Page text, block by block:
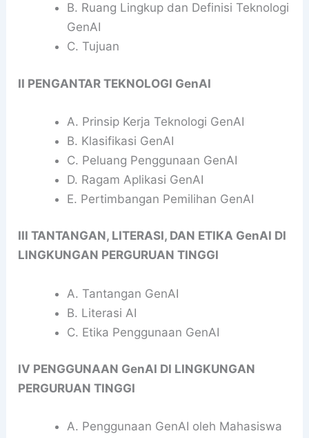
B. Ruang Lingkup dan Definisi Teknologi
GenAI
C. Tujuan
II PENGANTAR TEKNOLOGI GenAI
A. Prinsip Kerja Teknologi GenAI
B. Klasifikasi GenAI
C. Peluang Penggunaan GenAI
D. Ragam Aplikasi GenAI
E. Pertimbangan Pemilihan GenAI
III TANTANGAN, LITERASI, DAN ETIKA GenAI DI
LINGKUNGAN PERGURUAN TINGGI
A. Tantangan GenAI
B. Literasi AI
C. Etika Penggunaan GenAI
IV PENGGUNAAN GenAI DI LINGKUNGAN
PERGURUAN TINGGI
A. Penggunaan GenAI oleh Mahasiswa